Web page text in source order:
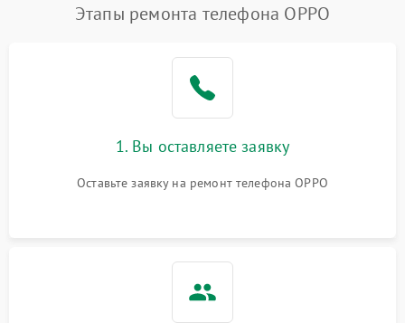
Этапы ремонта телефона OPPO
1. Вы оставляете заявку
Оставьте заявку на ремонт телефона OPPO